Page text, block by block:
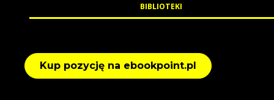
BIBLIOTEKI
Kup pozycję na ebookpoint.pl